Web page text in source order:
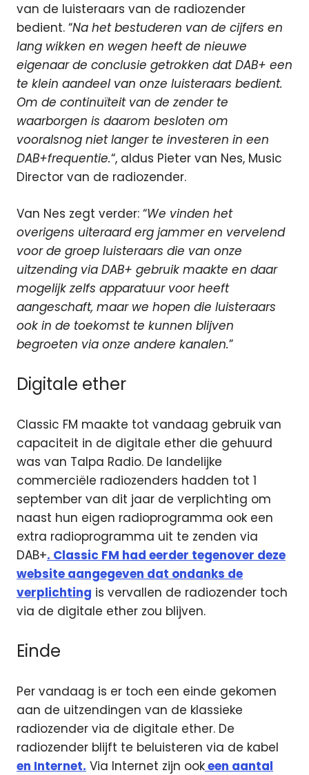
van de luisteraars van de radiozender
bedient. “Na het bestuderen van de cijfers en
lang wikken en wegen heeft de nieuwe
eigenaar de conclusie getrokken dat DAB+ een
te klein aandeel van onze luisteraars bedient.
Om de continuïteit van de zender te
waarborgen is daarom besloten om
vooralsnog niet langer te investeren in een
DAB+frequentie.“, aldus Pieter van Nes, Music
Director van de radiozender.
Van Nes zegt verder: “We vinden het
overigens uiteraard erg jammer en vervelend
voor de groep luisteraars die van onze
uitzending via DAB+ gebruik maakte en daar
mogelijk zelfs apparatuur voor heeft
aangeschaft, maar we hopen die luisteraars
ook in de toekomst te kunnen blijven
begroeten via onze andere kanalen.”
Digitale ether
Classic FM maakte tot vandaag gebruik van
capaciteit in de digitale ether die gehuurd
was van Talpa Radio. De landelijke
commerciële radiozenders hadden tot 1
september van dit jaar de verplichting om
naast hun eigen radioprogramma ook een
extra radioprogramma uit te zenden via
DAB+. Classic FM had eerder tegenover deze
website aangegeven dat ondanks de
verplichting is vervallen de radiozender toch
via de digitale ether zou blijven.
Einde
Per vandaag is er toch een einde gekomen
aan de uitzendingen van de klassieke
radiozender via de digitale ether. De
radiozender blijft te beluisteren via de kabel
en Internet. Via Internet zijn ookeen aantal